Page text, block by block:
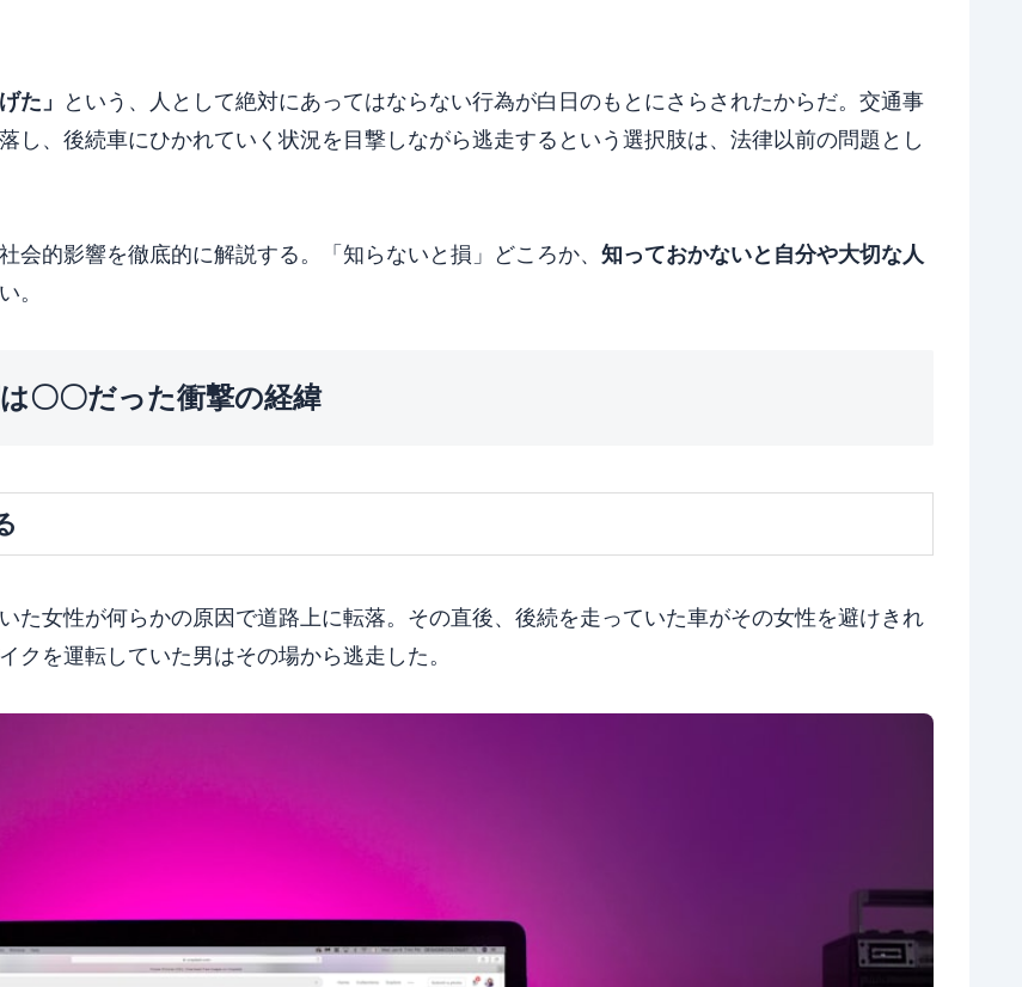
た」
という、人として絶対にあってはならない行為が白日のもとにさらされたからだ。交通事
し、後続車にひかれていく状況を目撃しながら逃走するという選択肢は、法律以前の問題とし
的影響を徹底的に解説する。「知らないと損」どころか、 知っておかないと自分や大切な人
。
〇〇だった衝撃の経緯
た女性が何らかの原因で道路上に転落。その直後、後続を走っていた車がその女性を避けきれ
を運転していた男はその場から逃走した。